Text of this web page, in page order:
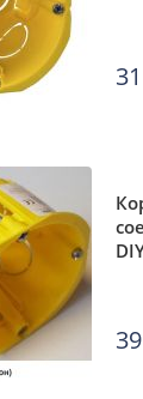
31
39